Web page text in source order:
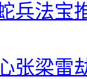
兵法宝
张梁雷